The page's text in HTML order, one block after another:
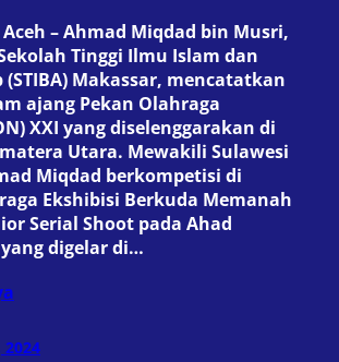
Aceh – Ahmad Miqdad bin Musri,
Tinggi Ilmu Islam dan
(STIBA) Makassar, mencatatkan
ajang Pekan Olahraga
XXI yang diselenggarakan di
Utara. Mewakili Sulawesi
Miqdad berkompetisi di
Ekshibisi Berkuda Memanah
Serial Shoot pada Ahad
yang digelar di…